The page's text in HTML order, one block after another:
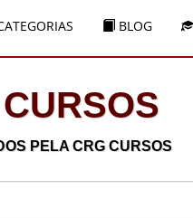
BLOG
PELA CRG CURSOS